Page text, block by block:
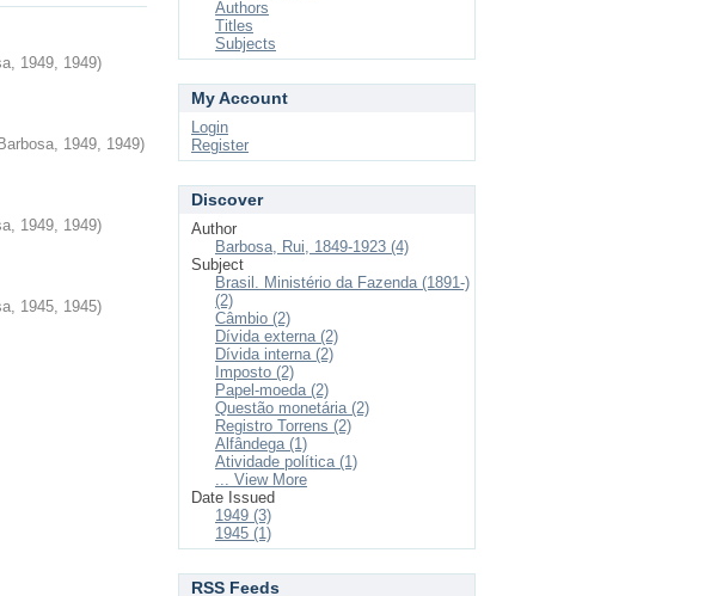
1949, 1949)
1949, 1949)
1949, 1949)
1945, 1945)
Authors
Titles
Subjects
My Account
Login
Register
Discover
Author
Barbosa, Rui, 1849-1923 (4)
Subject
Brasil. Ministério da Fazenda (1891-)
(2)
Câmbio (2)
Dívida externa (2)
Dívida interna (2)
Imposto (2)
Papel-moeda (2)
Questão monetária (2)
Registro Torrens (2)
Alfândega (1)
Atividade política (1)
... View More
Date Issued
1949 (3)
1945 (1)
RSS Feeds